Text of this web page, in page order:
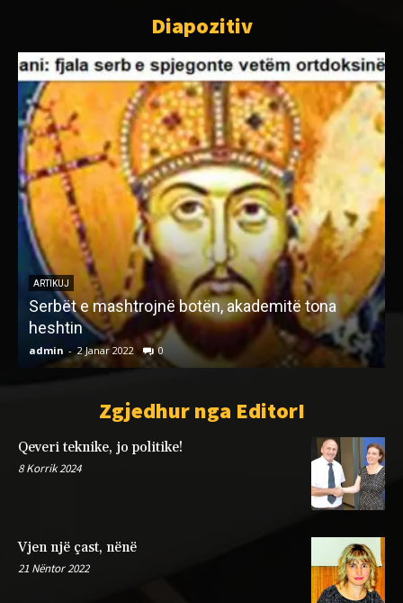
Diapozitiv
ARTIKUJ
Serbët e mashtrojnë botën, akademitë tona
heshtin
admin - 2 Janar 2022 0
Zgjedhur nga EditorI
Qeveri teknike, jo politike!
8 Korrik 2024
Vjen një çast, nënë
21 Nëntor 2022